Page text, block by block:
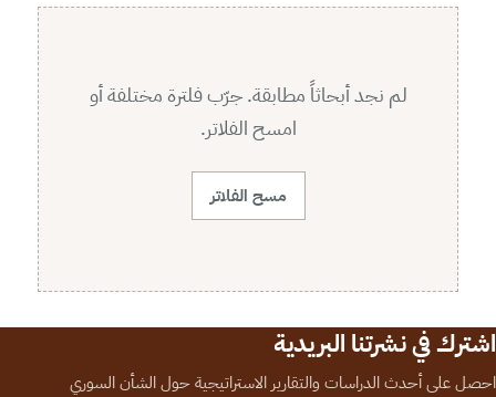
لم نجد أبحاثاً مطابقة. جرّب فلترة مختلفة أو
امسح الفلاتر.
مسح الفلاتر
اشترك في نشرتنا البريدية
احصل على أحدث الدراسات والتقارير الاستراتيجية حول الشأن السوري